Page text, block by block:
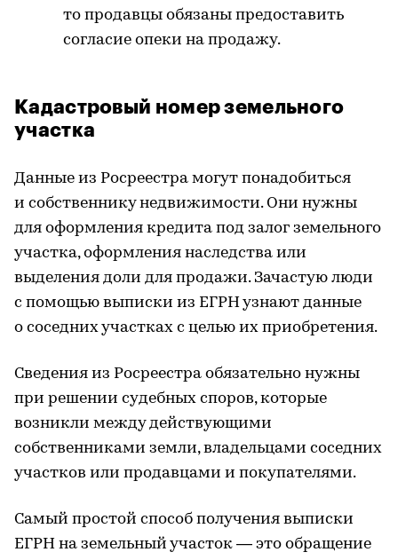
то продавцы обязаны предоставить
согласие опеки на продажу.
Кадастровый номер земельного
участка
Данные из Росреестра могут понадобиться
и собственнику недвижимости. Они нужны
для оформления кредита под залог земельного
участка, оформления наследства или
выделения доли для продажи. Зачастую люди
с помощью выписки из ЕГРН узнают данные
о соседних участках с целью их приобретения.
Сведения из Росреестра обязательно нужны
при решении судебных споров, которые
возникли между действующими
собственниками земли, владельцами соседних
участков или продавцами и покупателями.
Самый простой способ получения выписки
ЕГРН на земельный участок — это обращение